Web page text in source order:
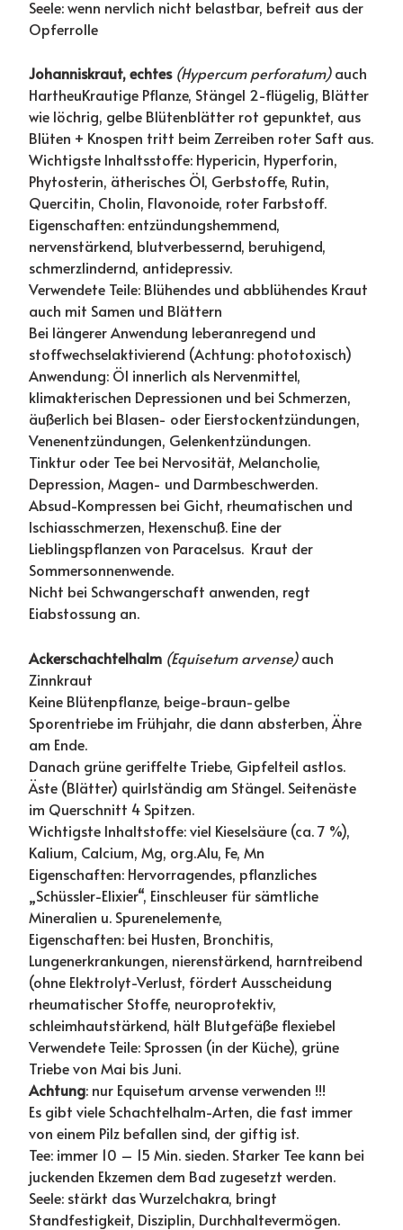
Seele: wenn nervlich nicht belastbar, befreit aus der
Opferrolle
Johanniskraut, echtes (Hypercum perforatum)auch
HartheuKrautige Pflanze, Stängel 2-flügelig, Blätter
wie löchrig, gelbe Blütenblätter rot gepunktet, aus
Blüten + Knospen tritt beim Zerreiben roter Saft aus.
Wichtigste Inhaltsstoffe: Hypericin, Hyperforin,
Phytosterin, ätherisches Öl, Gerbstoffe, Rutin,
Quercitin, Cholin, Flavonoide, roter Farbstoff.
Eigenschaften: entzündungshemmend,
nervenstärkend, blutverbessernd, beruhigend,
schmerzlindernd, antidepressiv.
Verwendete Teile: Blühendes und abblühendes Kraut
auch mit Samen und Blättern
Bei längerer Anwendung leberanregend und
stoffwechselaktivierend (Achtung: phototoxisch)
Anwendung: Öl innerlich als Nervenmittel,
klimakterischen Depressionen und bei Schmerzen,
äußerlich bei Blasen- oder Eierstockentzündungen,
Venenentzündungen, Gelenkentzündungen.
Tinktur oder Tee bei Nervosität, Melancholie,
Depression, Magen- und Darmbeschwerden.
Absud-Kompressen bei Gicht, rheumatischen und
Ischiasschmerzen, Hexenschuß. Eine der
Lieblingspflanzen von Paracelsus. Kraut der
Sommersonnenwende.
Nicht bei Schwangerschaft anwenden, regt
Eiabstossung an.
Ackerschachtelhalm (Equisetum arvense)auch
Zinnkraut
Keine Blütenpflanze, beige-braun-gelbe
Sporentriebe im Frühjahr, die dann absterben, Ähre
am Ende.
Danach grüne geriffelte Triebe, Gipfelteil astlos.
Äste (Blätter) quirlständig am Stängel. Seitenäste
im Querschnitt 4 Spitzen.
Wichtigste Inhaltstoffe: viel Kieselsäure (ca. 7 %),
Kalium, Calcium, Mg, org.Alu, Fe, Mn
Eigenschaften: Hervorragendes, pflanzliches
„Schüssler-Elixier“, Einschleuser für sämtliche
Mineralien u. Spurenelemente,
Eigenschaften: bei Husten, Bronchitis,
Lungenerkrankungen, nierenstärkend, harntreibend
(ohne Elektrolyt-Verlust, fördert Ausscheidung
rheumatischer Stoffe, neuroprotektiv,
schleimhautstärkend, hält Blutgefäße flexiebel
Verwendete Teile: Sprossen (in der Küche), grüne
Triebe von Mai bis Juni.
Achtung: nur Equisetum arvense verwenden !!!
Es gibt viele Schachtelhalm-Arten, die fast immer
von einem Pilz befallen sind, der giftig ist.
Tee: immer 10 – 15 Min. sieden. Starker Tee kann bei
juckenden Ekzemen dem Bad zugesetzt werden.
Seele: stärkt das Wurzelchakra, bringt
Standfestigkeit, Disziplin, Durchhaltevermögen.